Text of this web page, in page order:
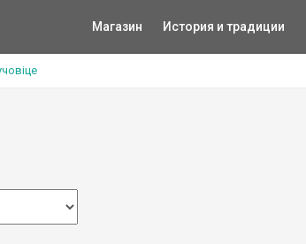
Магазин История и традиции